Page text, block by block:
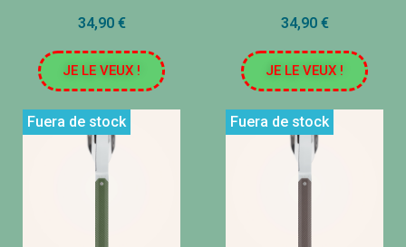
34,90 €
JE LE VEUX !
34,90 €
JE LE VEUX !
Fuera de stock Fuera de stock